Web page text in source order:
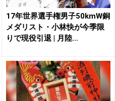
17年世界選手権男子50kmW銅
メダリスト・小林快が今季限
りで現役引退 | 月陸...